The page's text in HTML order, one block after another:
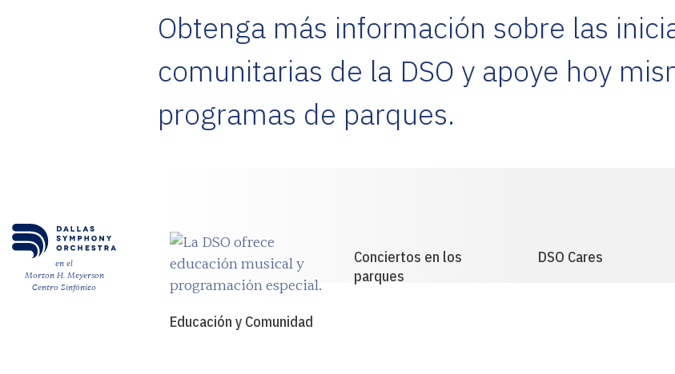
en el
Morton H. Meyerson
Centro Sinfónico
Correo
ENVÍE
Obtenga más información sobre las
comunitarias de la DSO y apoye hoy
programas de parques.
Educación y Comunidad
Conciertos en los
parques
DSO Cares